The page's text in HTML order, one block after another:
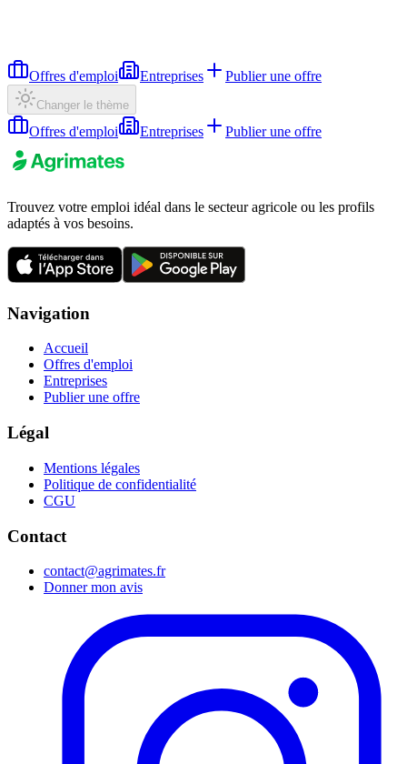
Offres d'emploi Entreprises Publier une offre
Changer le thème
Offres d'emploi Entreprises Publier une offre
Trouvez votre emploi idéal dans le secteur agricole ou les profils
adaptés à vos besoins.
Navigation
Accueil
Offres d'emploi
Entreprises
Publier une offre
Légal
Mentions légales
Politique de confidentialité
CGU
Contact
contact@agrimates.fr
Donner mon avis